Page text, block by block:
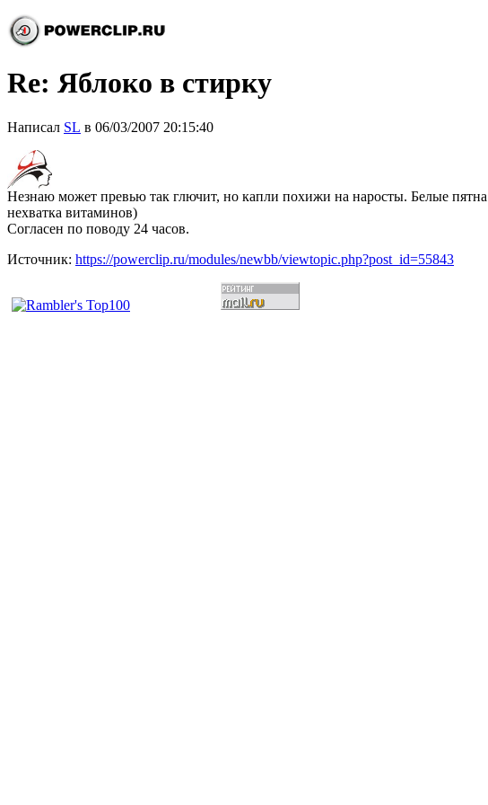
Re: Яблоко в стирку
Написал SL в 06/03/2007 20:15:40
Незнаю может превью так глючит, но капли похижи на наросты. Белые
нехватка витаминов)
Согласен по поводу 24 часов.
Источник: https://powerclip.ru/modules/newbb/viewtopic.php?post_id=55843